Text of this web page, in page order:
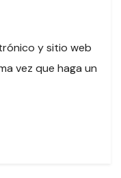
y sitio web
vez que haga un